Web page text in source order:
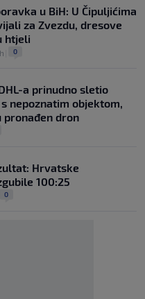
u BiH: U Čipuljićima
za Zvezdu, dresove
htjeli
0
a prinudno sletio
nepoznatim objektom,
pronađen dron
Hrvatske
100:25
0